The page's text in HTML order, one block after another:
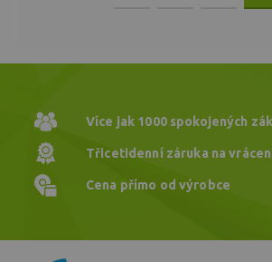
Více jak 1000spokojených
Třicetidenní záruka na
Cena přímo od výrobce